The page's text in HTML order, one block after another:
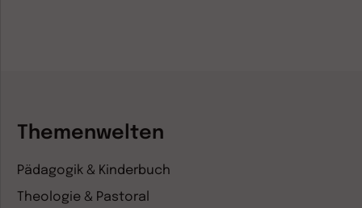
Themenwelten
Pädagogik & Kinderbuch
Theologie & Pastoral